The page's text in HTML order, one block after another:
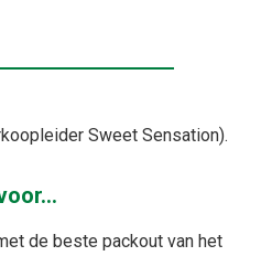
Sweet Sensation).
de beste packout van het